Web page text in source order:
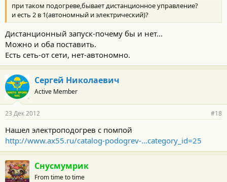
при таком подогреве,бывает дистанционное управление?
и есть 2 в 1(автономный и электрический)?
Дистанционный запуск-почему бы и нет...
Можно и оба поставить.
Есть сеть-от сети, нет-автономно.
Сергей Николаевич
Active Member
23 Дек 2012 #18
Нашел электроподогрев с помпой
http://www.ax55.ru/catalog-podogrev-...category_id=25
Снусмумрик
From time to time